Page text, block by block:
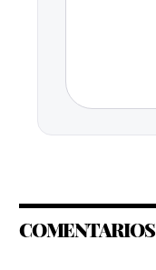
COMENTARIOS